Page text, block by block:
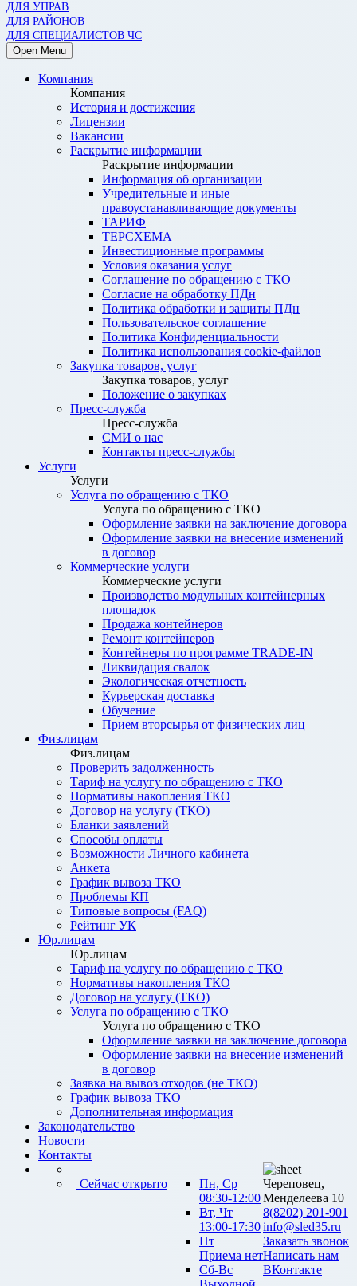
ДЛЯ УПРАВ
ДЛЯ РАЙОНОВ
ДЛЯ СПЕЦИАЛИСТОВ ЧС
Open Menu
Компания
Компания
История и достижения
Лицензии
Вакансии
Раскрытие информации
Раскрытие информации
Информация об организации
Учредительные и иные
правоустанавливающие документы
ТАРИФ
ТЕРСХЕМА
Инвестиционные программы
Условия оказания услуг
Соглашение по обращению с ТКО
Согласие на обработку ПДн
Политика обработки и защиты ПДн
Пользовательское соглашение
Политика Конфиденциальности
Политика использования cookie-файлов
Закупка товаров, услуг
Закупка товаров, услуг
Положение о закупках
Пресс-служба
Пресс-служба
СМИ о нас
Контакты пресс-службы
Услуги
Услуги
Услуга по обращению с ТКО
Услуга по обращению с ТКО
Оформление заявки на заключение договора
Оформление заявки на внесение изменений
в договор
Коммерческие услуги
Коммерческие услуги
Производство модульных контейнерных
площадок
Продажа контейнеров
Ремонт контейнеров
Контейнеры по программе TRADE-IN
Ликвидация свалок
Экологическая отчетность
Курьерская доставка
Обучение
Прием вторсырья от физических лиц
Физ.лицам
Физ.лицам
Проверить задолженность
Тариф на услугу по обращению с ТКО
Нормативы накопления ТКО
Договор на услугу (ТКО)
Бланки заявлений
Способы оплаты
Возможности Личного кабинета
Анкета
График вывоза ТКО
Проблемы КП
Типовые вопросы (FAQ)
Рейтинг УК
Юр.лицам
Юр.лицам
Тариф на услугу по обращению с ТКО
Нормативы накопления ТКО
Договор на услугу (ТКО)
Услуга по обращению с ТКО
Услуга по обращению с ТКО
Оформление заявки на заключение договора
Оформление заявки на внесение изменений
в договор
Заявка на вывоз отходов (не ТКО)
График вывоза ТКО
Дополнительная информация
Законодательство
Новости
Контакты
Сейчас открыто
Пн, Ср
08:30-12:00
Вт, Чт
13:00-17:30
Пт
Приема нет
Сб-Вс
Череповец,
Менделеева 10
8(8202) 201-901
info@sled35.ru
Заказать звонок
Написать нам
ВКонтакте